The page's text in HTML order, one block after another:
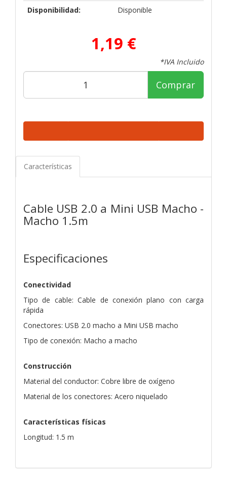
Disponibilidad:
Disponible
1,19 €
*IVA Incluido
Comprar
Características
Cable USB 2.0 a Mini USB Macho -
Macho 1.5m
Especificaciones
Conectividad
Tipo de cable: Cable de conexión plano con carga
rápida
Conectores: USB 2.0 macho a Mini USB macho
Tipo de conexión: Macho a macho
Construcción
Material del conductor: Cobre libre de oxígeno
Material de los conectores: Acero niquelado
Características físicas
Longitud: 1.5 m